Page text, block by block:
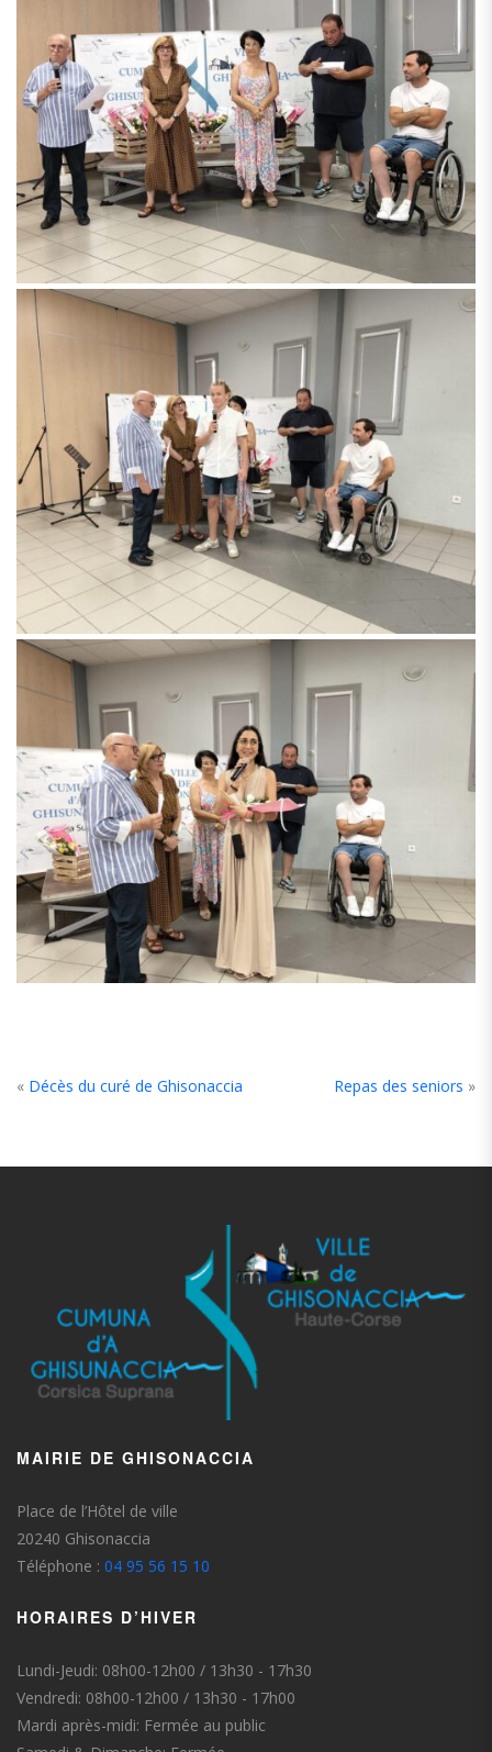
« Décès du curé de Ghisonaccia Repas des seniors »
MAIRIE DE GHISONACCIA
Place de l’Hôtel de ville
20240 Ghisonaccia
Téléphone : 04 95 56 15 10
HORAIRES D’HIVER
Lundi-Jeudi: 08h00-12h00 / 13h30 - 17h30
Vendredi: 08h00-12h00 / 13h30 - 17h00
Mardi après-midi: Fermée au public